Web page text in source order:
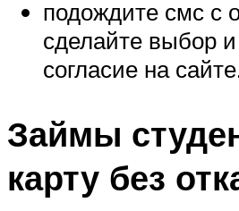
подождите смс с
сделайте выбор
согласие на
Займы
карту без